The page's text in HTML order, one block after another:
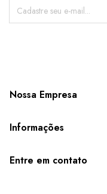
Nossa Empresa
Informações
Entre em contato